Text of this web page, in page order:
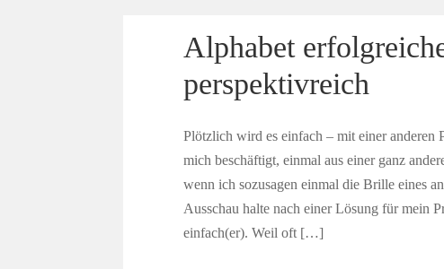
Alphabet
perspektivreich
Plötzlich wird es einfach – mit einer anderen
mich beschäftigt, einmal aus einer ganz
wenn ich sozusagen einmal die Brille eines
Ausschau halte nach einer Lösung für mein
einfach(er). Weil oft […]